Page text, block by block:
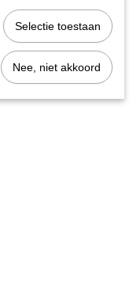
Selectie toestaan
Nee, niet akkoord